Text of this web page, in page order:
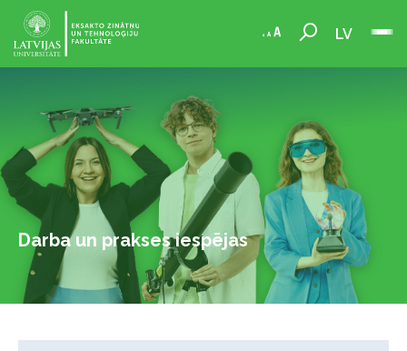
LV
Darba un prakses iespējas